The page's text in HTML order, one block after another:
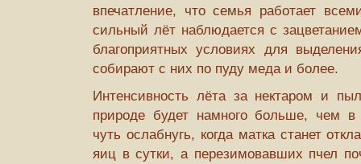
впечатление, что семья работает
сильный лёт наблюдается с
благоприятных условиях для
собирают с них по пуду меда и более.
Интенсивность лёта за нектаром и
природе будет намного больше, чем
чуть ослабнугь, когда матка станет
яиц в сутки, а перезимовавших пчел